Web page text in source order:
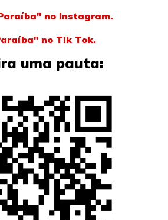
no Instagram.
no Tik Tok.
uma pauta: